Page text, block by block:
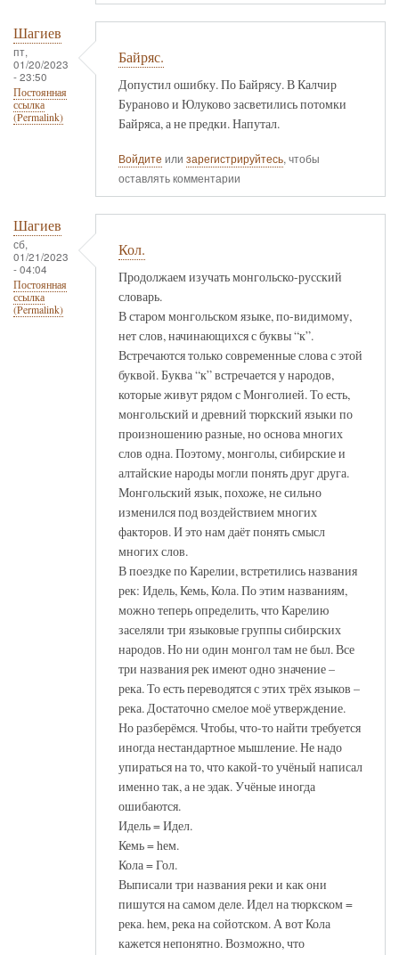
Шагиев
пт,
01/20/2023
- 23:50
Постоянная
ссылка
(Permalink)
Байряс.
Допустил ошибку. По Байрясу. В Калчир
Бураново и Юлуково засветились потомки
Байряса, а не предки. Напутал.
Войдите или зарегистрируйтесь, чтобы
оставлять комментарии
Шагиев
сб,
01/21/2023
- 04:04
Постоянная
ссылка
(Permalink)
Кол.
Продолжаем изучать монгольско-русский
словарь.
В старом монгольском языке, по-видимому,
нет слов, начинающихся с буквы “к”.
Встречаются только современные слова с этой
буквой. Буква “к” встречается у народов,
которые живут рядом с Монголией. То есть,
монгольский и древний тюркский языки по
произношению разные, но основа многих
слов одна. Поэтому, монголы, сибирские и
алтайские народы могли понять друг друга.
Монгольский язык, похоже, не сильно
изменился под воздействием многих
факторов. И это нам даёт понять смысл
многих слов.
В поездке по Карелии, встретились названия
рек: Идель, Кемь, Кола. По этим названиям,
можно теперь определить, что Карелию
заселяли три языковые группы сибирских
народов. Но ни один монгол там не был. Все
три названия рек имеют одно значение –
река. То есть переводятся с этих трёх языков –
река. Достаточно смелое моё утверждение.
Но разберёмся. Чтобы, что-то найти требуется
иногда нестандартное мышление. Не надо
упираться на то, что какой-то учёный написал
именно так, а не эдак. Учёные иногда
ошибаются.
Идель = Идел.
Кемь = hем.
Кола = Гол.
Выписали три названия реки и как они
пишутся на самом деле. Идел на тюркском =
река. hем, река на сойотском. А вот Кола
кажется непонятно. Возможно, что